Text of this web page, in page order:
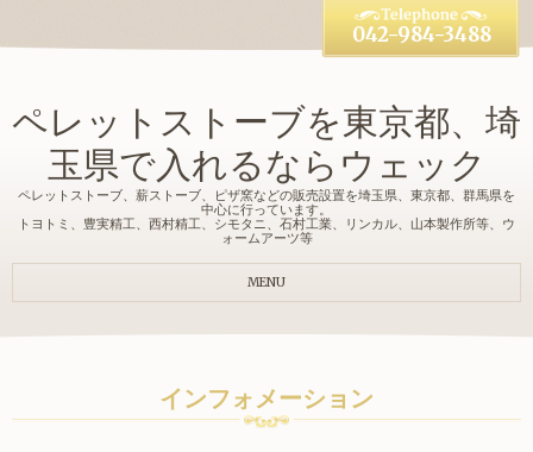
ペレットストーブを東京都、埼
玉県で入れるならウェック
ペレットストーブ、薪ストーブ、ピザ窯などの販売設置を埼玉県、東京都、群馬県を
中心に行っています。
トヨトミ、豊実精工、西村精工、シモタニ、石村工業、リンカル、山本製作所等、ウ
ォームアーツ等
042-984-3488
MENU
インフォメーション